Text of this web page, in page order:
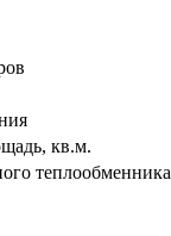
кв.м.
теплообменника